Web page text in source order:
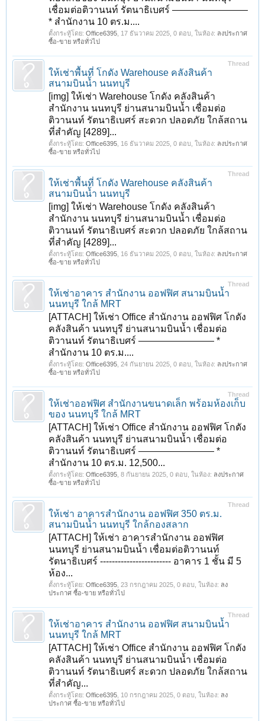
เชื่อมต่อติวานนท์ รัตนาธิเบศร์ ————————
* สำนักงาน 10 ตร.ม....
ตั้งกระทู้โดย: Office6395 17 ธันวาคม 2025 , 0 ตอบ, ในห้อง: ลงประกาศ
ซื้อ-ขาย หรือทั่วไป
Thread
ให้เช่าพื้นที่ โกดัง Warehouse คลังสินค้า
สนามบินน้ำ นนทบุรี
[img] ให้เช่า Warehouse โกดัง คลังสินค้า
สำนักงาน นนทบุรี ย่านสนามบินน้ำ เชื่อมต่อ
ติวานนท์ รัตนาธิเบศร์ สะดวก ปลอดภัย ใกล้สถาน
ที่สำคัญ [4289]...
ตั้งกระทู้โดย: Office6395 16 ธันวาคม 2025 , 0 ตอบ, ในห้อง: ลงประกาศ
ซื้อ-ขาย หรือทั่วไป
Thread
ให้เช่าพื้นที่ โกดัง Warehouse คลังสินค้า
สนามบินน้ำ นนทบุรี
[img] ให้เช่า Warehouse โกดัง คลังสินค้า
สำนักงาน นนทบุรี ย่านสนามบินน้ำ เชื่อมต่อ
ติวานนท์ รัตนาธิเบศร์ สะดวก ปลอดภัย ใกล้สถาน
ที่สำคัญ [4289]...
ตั้งกระทู้โดย: Office6395 16 ธันวาคม 2025 , 0 ตอบ, ในห้อง: ลงประกาศ
ซื้อ-ขาย หรือทั่วไป
Thread
ให้เช่าอาคาร สำนักงาน ออฟฟิศ สนามบินน้ำ
นนทบุรี ใกล้ MRT
[ATTACH] ให้เช่า Office สำนักงาน ออฟฟิศ โกดัง
คลังสินค้า นนทบุรี ย่านสนามบินน้ำ เชื่อมต่อ
ติวานนท์ รัตนาธิเบศร์ ———————— *
สำนักงาน 10 ตร.ม....
ตั้งกระทู้โดย: Office6395 24 กันยายน 2025 , 0 ตอบ, ในห้อง: ลงประกาศ
ซื้อ-ขาย หรือทั่วไป
Thread
ให้เช่าออฟฟิศ สำนักงานขนาดเล็ก พร้อมห้องเก็บ
ของ นนทบุรี ใกล้ MRT
[ATTACH] ให้เช่า Office สำนักงาน ออฟฟิศ โกดัง
คลังสินค้า นนทบุรี ย่านสนามบินน้ำ เชื่อมต่อ
ติวานนท์ รัตนาธิเบศร์ ———————— *
สำนักงาน 10 ตร.ม. 12,500...
ตั้งกระทู้โดย: Office6395 8 กันยายน 2025 , 0 ตอบ, ในห้อง: ลงประกาศ
ซื้อ-ขาย หรือทั่วไป
Thread
ให้เช่า อาคารสำนักงาน ออฟฟิศ 350 ตร.ม.
สนามบินน้ำ นนทบุรี ใกล้กองสลาก
[ATTACH] ให้เช่า อาคารสำนักงาน ออฟฟิศ
นนทบุรี ย่านสนามบินน้ำ เชื่อมต่อติวานนท์
รัตนาธิเบศร์ ------------------------ อาคาร 1 ชั้น มี 5
ห้อง...
ตั้งกระทู้โดย: Office6395 23 กรกฎาคม 2025 , 0 ตอบ, ในห้อง: ลง
ประกาศ ซื้อ-ขาย หรือทั่วไป
Thread
ให้เช่าอาคาร สำนักงาน ออฟฟิศ สนามบินน้ำ
นนทบุรี ใกล้ MRT
[ATTACH] ให้เช่า Office สำนักงาน ออฟฟิศ โกดัง
คลังสินค้า นนทบุรี ย่านสนามบินน้ำ เชื่อมต่อ
ติวานนท์ รัตนาธิเบศร์ สะดวก ปลอดภัย ใกล้สถาน
ที่สำคัญ...
ตั้งกระทู้โดย: Office6395 10 กรกฎาคม 2025 , 0 ตอบ, ในห้อง: ลง
ประกาศ ซื้อ-ขาย หรือทั่วไป